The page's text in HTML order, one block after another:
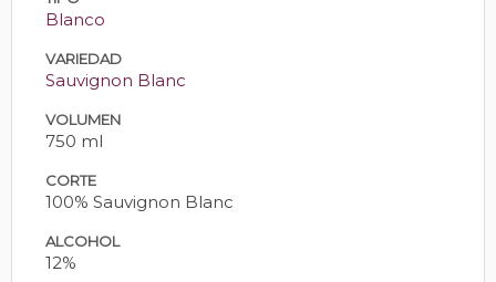
Blanco
VARIEDAD
Sauvignon Blanc
VOLUMEN
750 ml
CORTE
100% Sauvignon Blanc
ALCOHOL
12%